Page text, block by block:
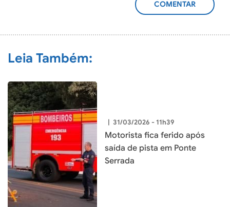
ADICIONAR
Leia Também:
31/03/2026 - 11h39
Motorista fica ferido após
saída de pista em Ponte
Serrada